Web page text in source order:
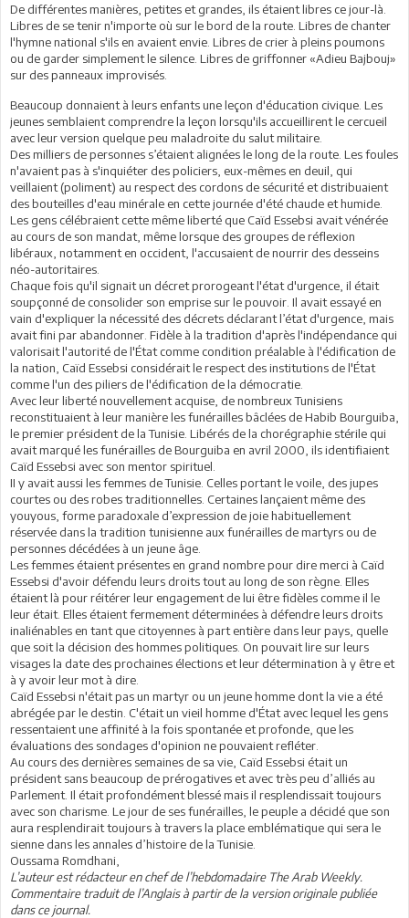
De différentes manières, petites et grandes, ils étaient libres ce jour-là.
Libres de se tenir n'importe où sur le bord de la route. Libres de chanter
l'hymne national s'ils en avaient envie. Libres de crier à pleins poumons
ou de garder simplement le silence. Libres de griffonner «Adieu Bajbouj»
sur des panneaux improvisés.
Beaucoup donnaient à leurs enfants une leçon d'éducation civique. Les
jeunes semblaient comprendre la leçon lorsqu'ils accueillirent le cercueil
avec leur version quelque peu maladroite du salut militaire.
Des milliers de personnes s’étaient alignées le long de la route. Les foules
n'avaient pas à s'inquiéter des policiers, eux-mêmes en deuil, qui
veillaient (poliment) au respect des cordons de sécurité et distribuaient
des bouteilles d'eau minérale en cette journée d'été chaude et humide.
Les gens célébraient cette même liberté que Caïd Essebsi avait vénérée
au cours de son mandat, même lorsque des groupes de réflexion
libéraux, notamment en occident, l'accusaient de nourrir des desseins
néo-autoritaires.
Chaque fois qu'il signait un décret prorogeant l'état d'urgence, il était
soupçonné de consolider son emprise sur le pouvoir. Il avait essayé en
vain d'expliquer la nécessité des décrets déclarant l’état d'urgence, mais
avait fini par abandonner. Fidèle à la tradition d'après l'indépendance qui
valorisait l'autorité de l'État comme condition préalable à l'édification de
la nation, Caïd Essebsi considérait le respect des institutions de l'État
comme l'un des piliers de l'édification de la démocratie.
Avec leur liberté nouvellement acquise, de nombreux Tunisiens
reconstituaient à leur manière les funérailles bâclées de Habib Bourguiba,
le premier président de la Tunisie. Libérés de la chorégraphie stérile qui
avait marqué les funérailles de Bourguiba en avril 2000, ils identifiaient
Caïd Essebsi avec son mentor spirituel.
II y avait aussi les femmes de Tunisie. Celles portant le voile, des jupes
courtes ou des robes traditionnelles. Certaines lançaient même des
youyous, forme paradoxale d’expression de joie habituellement
réservée dans la tradition tunisienne aux funérailles de martyrs ou de
personnes décédées à un jeune âge.
Les femmes étaient présentes en grand nombre pour dire merci à Caïd
Essebsi d'avoir défendu leurs droits tout au long de son règne. Elles
étaient là pour réitérer leur engagement de lui être fidèles comme il le
leur était. Elles étaient fermement déterminées à défendre leurs droits
inaliénables en tant que citoyennes à part entière dans leur pays, quelle
que soit la décision des hommes politiques. On pouvait lire sur leurs
visages la date des prochaines élections et leur détermination à y être et
à y avoir leur mot à dire.
Caïd Essebsi n'était pas un martyr ou un jeune homme dont la vie a été
abrégée par le destin. C'était un vieil homme d'État avec lequel les gens
ressentaient une affinité à la fois spontanée et profonde, que les
évaluations des sondages d'opinion ne pouvaient refléter.
Au cours des dernières semaines de sa vie, Caïd Essebsi était un
président sans beaucoup de prérogatives et avec très peu d’alliés au
Parlement. Il était profondément blessé mais il resplendissait toujours
avec son charisme. Le jour de ses funérailles, le peuple a décidé que son
aura resplendirait toujours à travers la place emblématique qui sera le
sienne dans les annales d’histoire de la Tunisie.
Oussama Romdhani,
L’auteur est rédacteur en chef de l’hebdomadaire The Arab Weekly.
Commentaire traduit de l’Anglais à partir de la version originale publiée
dans ce journal.